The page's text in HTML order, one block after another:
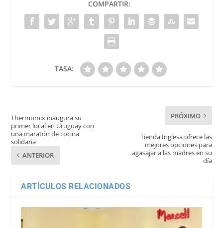
COMPARTIR:
TASA:
Thermomix inaugura su
primer local en Uruguay con
una maratón de cocina
solidaria
ANTERIOR
PRÓXIMO
Tienda Inglesa ofrece las
mejores opciones para
agasajar a las madres en su
día
ARTÍCULOS RELACIONADOS